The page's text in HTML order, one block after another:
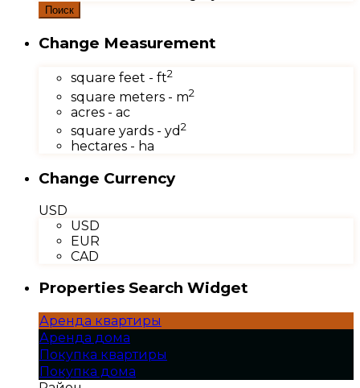
Поиск
Change Measurement
square feet - ft2
square meters - m2
acres - ac
square yards - yd2
hectares - ha
Change Currency
USD
USD
EUR
CAD
Properties Search Widget
Аренда квартиры
Аренда дома
Покупка квартиры
Покупка дома